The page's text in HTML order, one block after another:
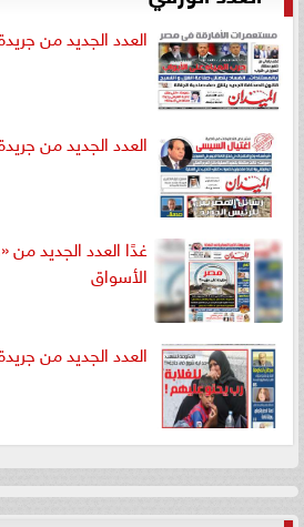
العدد الجديد من جريدة
العدد الجديد من جريدة
غدًا العدد الجديد من
الأسواق
العدد الجديد من جريدة